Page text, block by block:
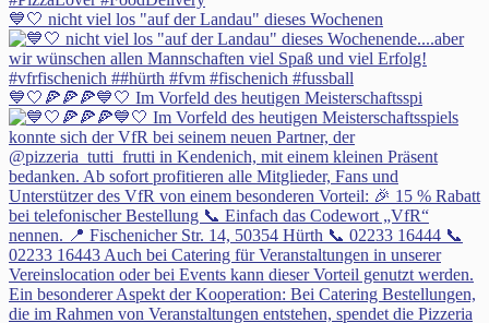
💙🤍 nicht viel los "auf der Landau" dieses Wochenen
💙🤍🍕🍕🍕💙🤍 Im Vorfeld des heutigen Meisterschaftsspi